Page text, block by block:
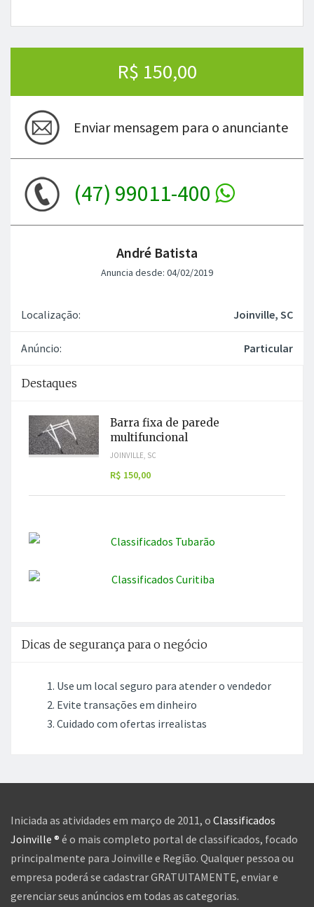
R$ 150,00
Enviar mensagem para o anunciante
(47) 99011-400
André Batista
Anuncia desde: 04/02/2019
Localização: Joinville, SC
Anúncio: Particular
Destaques
Barra fixa de parede
multifuncional
JOINVILLE, SC
R$ 150,00
Dicas de segurança para o negócio
Use um local seguro para atender o vendedor
Evite transações em dinheiro
Cuidado com ofertas irrealistas
Iniciada as atividades em março de 2011, o Classificados
Joinville ® é o mais completo portal de classificados, focado
principalmente para Joinville e Região. Qualquer pessoa ou
empresa poderá se cadastrar GRATUITAMENTE, enviar e
gerenciar seus anúncios em todas as categorias.